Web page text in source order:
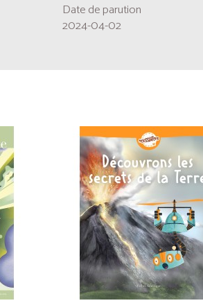
Date de parution
2024-04-02